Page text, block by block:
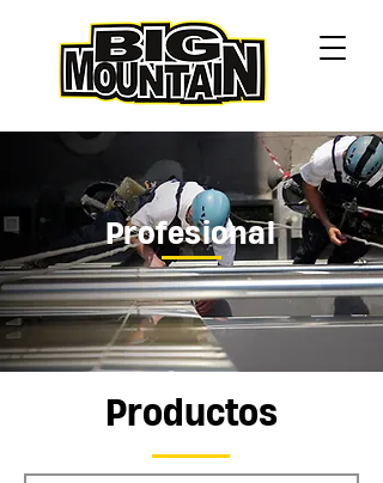
Profesional
Productos